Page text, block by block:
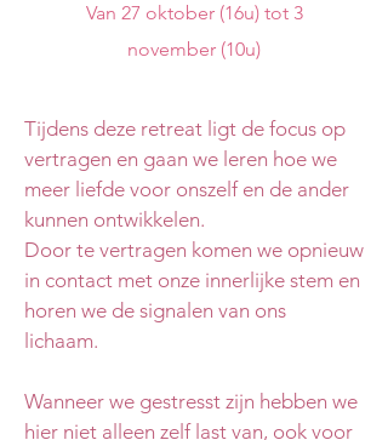
Van 27 oktober (16u) tot 3
november (10u)
Tijdens deze retreat ligt de focus op
vertragen en gaan we leren hoe we
meer liefde voor onszelf en de ander
kunnen ontwikkelen.
Door te vertragen komen we opnieuw
in contact met onze innerlijke stem en
horen we de signalen van ons
lichaam.
Wanneer we gestresst zijn hebben we
hier niet alleen zelf last van, ook voor